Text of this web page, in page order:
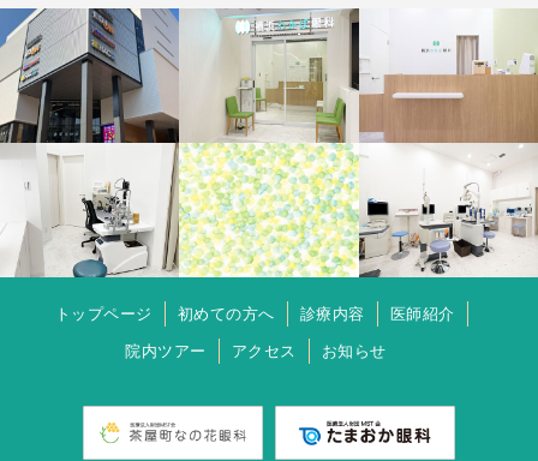
トップページ 初めての方へ 診療内容 医師紹介
院内ツアー アクセス お知らせ